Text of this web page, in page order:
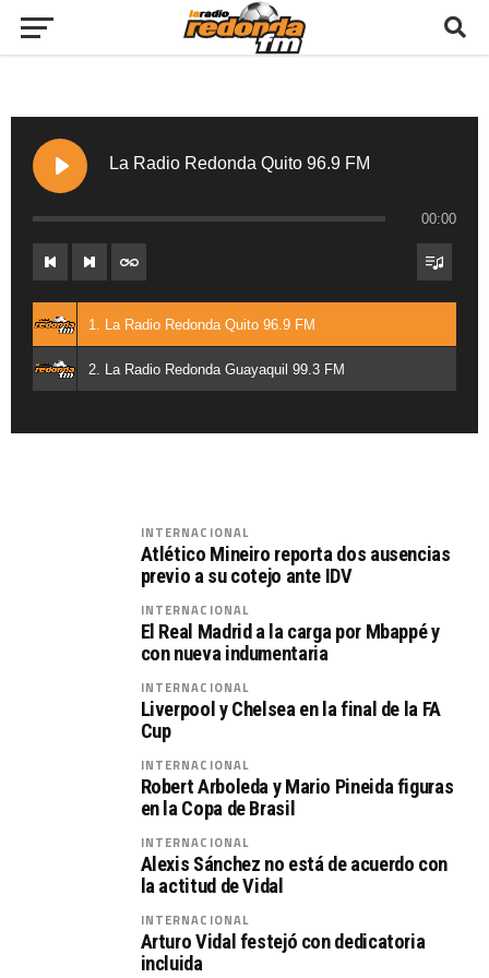
La Radio Redonda Quito 96.9 FM
00:00
1. La Radio Redonda Quito 96.9 FM
2. La Radio Redonda Guayaquil 99.3 FM
INTERNACIONAL
Atlético Mineiro reporta dos ausencias
previo a su cotejo ante IDV
INTERNACIONAL
El Real Madrid a la carga por Mbappé y
con nueva indumentaria
INTERNACIONAL
Liverpool y Chelsea en la final de la FA
Cup
INTERNACIONAL
Robert Arboleda y Mario Pineida figuras
en la Copa de Brasil
INTERNACIONAL
Alexis Sánchez no está de acuerdo con
la actitud de Vidal
INTERNACIONAL
Arturo Vidal festejó con dedicatoria
incluida